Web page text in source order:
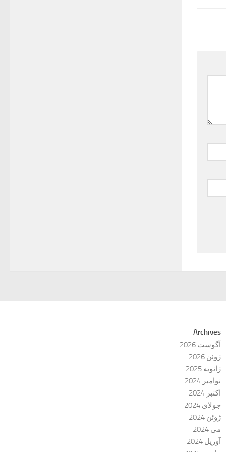
Archives
آگوست 2026
ژوئن 2026
ژانویه 2025
نوامبر 2024
اکتبر 2024
جولای 2024
ژوئن 2024
می 2024
آوریل 2024